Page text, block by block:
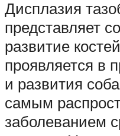
Дисплазия
представляет
развитие
проявляется в
и развития
самым
заболеванием